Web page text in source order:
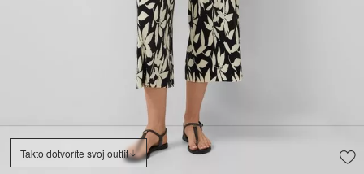
Takto dotvoríte svoj outfit